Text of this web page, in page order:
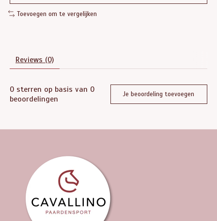
Toevoegen om te vergelijken
Reviews (0)
0 sterren op basis van 0
beoordelingen
Je beoordeling toevoegen